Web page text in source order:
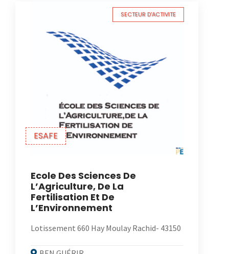
ESAFE
SECTEUR D'ACTIVITE
Ecole Des Sciences De
L’Agriculture, De La
Fertilisation Et De
L’Environnement
Lotissement 660 Hay Moulay Rachid- 43150